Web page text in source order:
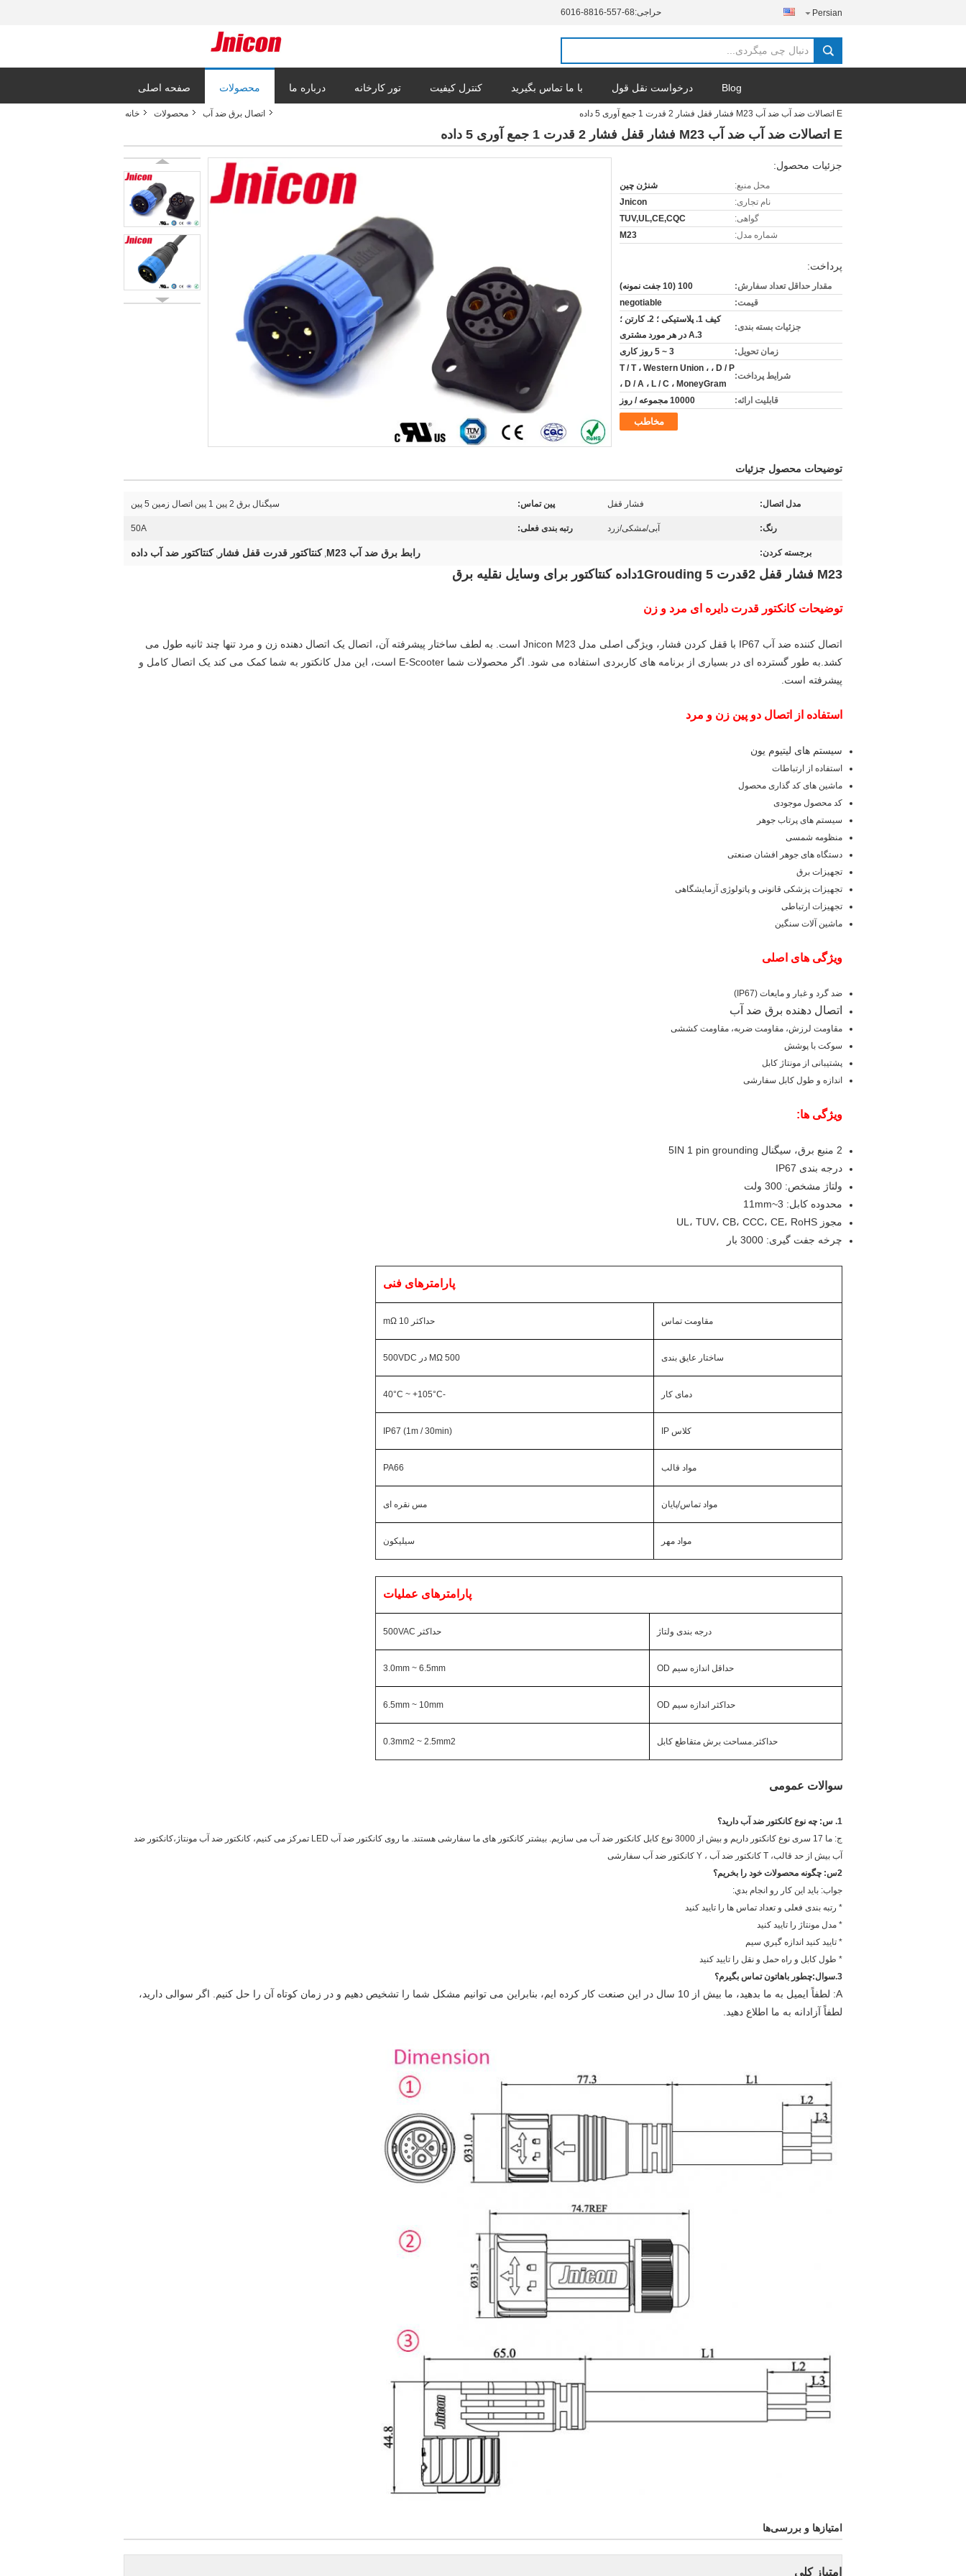
حراجی:86-755-6188-6106 Persian
صفحه اصلی محصولات درباره ما تور کارخانه کنترل کیفیت با ما تماس بگیرید درخواست نقل قول Blog
خانه محصولات اتصال برق ضد آب E اتصالات ضد آب ضد آب M23 فشار قفل فشار 2 قدرت 1 جمع آوری 5 داده
E اتصالات ضد آب ضد آب M23 فشار قفل فشار 2 قدرت 1 جمع آوری 5 داده
جزئیات محصول:
محل منبع:
شنژن چین
نام تجاری:
Jnicon
گواهی:
TUV,UL,CE,CQC
شماره مدل:
M23
پرداخت:
مقدار حداقل تعداد سفارش:
100 (10 جفت نمونه)
قیمت:
negotiable
جزئیات بسته بندی:
کیف 1. پلاستیکی ؛ 2. کارتن ؛
3.A در هر مورد مشتری
زمان تحویل:
3 ~ 5 روز کاری
شرایط پرداخت:
T / T ، Western Union ، ، D / P
، D / A ، L / C ، MoneyGram
قابلیت ارائه:
10000 مجموعه / روز
مخاطب
توضیحات محصول جزئیات
مدل اتصال: فشار قفل پین تماس: سیگنال برق 2 پین 1 پین اتصال زمین 5 پین
رنگ: آبی/مشکی/زرد رتبه بندی فعلی: 50A
برجسته کردن: رابط برق ضد آب M23 , کنتاکتور قدرت قفل فشار , کنتاکتور ضد آب داده
M23 فشار قفل 2قدرت 1Grouding 5داده کنتاکتور برای وسایل نقلیه برق
توضیحات کانکتور قدرت دایره ای مرد و زن
اتصال کننده ضد آب IP67 با قفل کردن فشار، ویژگی اصلی مدل Jnicon M23 است. به لطف ساختار پیشرفته آن، اتصال یک اتصال دهنده زن و مرد تنها چند ثانیه طول می
کشد.به طور گسترده ای در بسیاری از برنامه های کاربردی استفاده می شود. اگر محصولات شما E-Scooter است، این مدل کانکتور به شما کمک می کند یک اتصال کامل و
پیشرفته است.
استفاده از اتصال دو پین زن و مرد
سیستم های لیتیوم یون
استفاده از ارتباطات
ماشین های کد گذاری محصول
کد محصول موجودی
سیستم های پرتاب جوهر
منظومه شمسی
دستگاه های جوهر افشان صنعتی
تجهیزات برق
تجهیزات پزشکی قانونی و پاتولوژی آزمایشگاهی
تجهیزات ارتباطی
ماشین آلات سنگین
ویژگی های اصلی
ضد گرد و غبار و مایعات (IP67)
اتصال دهنده برق ضد آب
مقاومت لرزش، مقاومت ضربه، مقاومت کششی
سوکت با پوشش
پشتیبانی از مونتاژ کابل
اندازه و طول کابل سفارشی
ویژگی ها:
2 منبع برق، سیگنال 5IN 1 pin grounding
درجه بندی IP67
ولتاژ مشخص: 300 ولت
محدوده کابل: 3~11mm
مجوز UL، TUV، CB، CCC، CE، RoHS
چرخه جفت گیری: 3000 بار
پارامترهای فنی
مقاومت تماس حداکثر 10 mΩ
ساختار عایق بندی 500 MΩ در 500VDC
دمای کار -40°C ~ +105°C
کلاس IP IP67 (1m / 30min)
مواد قالب PA66
مواد تماس/پایان مس نقره ای
مواد مهر سیلیکون
پارامترهای عملیات
درجه بندی ولتاژ حداکثر 500VAC
حداقل اندازه سیم OD 3.0mm ~ 6.5mm
حداکثر اندازه سیم OD 6.5mm ~ 10mm
حداکثر.مساحت برش متقاطع کابل 0.3mm2 ~ 2.5mm2
سوالات عمومی
1. س: چه نوع کانکتور ضد آب دارید؟
ج: ما 17 سری نوع کانکتور داریم و بیش از 3000 نوع کابل کانکتور ضد آب می سازیم. بیشتر کانکتور های ما سفارشی هستند. ما روی کانکتور ضد آب LED تمرکز می کنیم، کانکتور ضد آب مونتاژ،کانکتور ضد
آب بیش از حد قالب، T کانکتور ضد آب ، Y کانکتور ضد آب سفارشی
2س: چگونه محصولات خود را بخریم؟
جواب: بايد اين کار رو انجام بدي:
* رتبه بندی فعلی و تعداد تماس ها را تایید کنید
* مدل مونتاژ را تایید کنید
* تاييد کنيد اندازه گيري سيم
* طول کابل و راه حمل و نقل را تایید کنید
3. سوال:چطور باهاتون تماس بگيرم؟
A: لطفاً ایمیل به ما بدهید، ما بیش از 10 سال در این صنعت کار کرده ایم، بنابراین می توانیم مشکل شما را تشخیص دهیم و در زمان کوتاه آن را حل کنیم. اگر سوالی دارید،
لطفاً آزادانه به ما اطلاع دهید.
امتیازها و بررسی‌ها
امتیاز کلی